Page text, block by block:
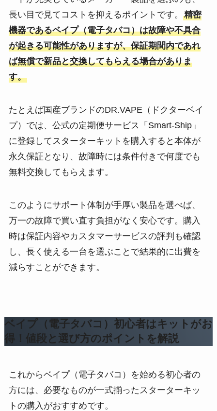
長い目で見てコストを抑えるポイントです。 精密
機器であるベイプ（電子タバコ）は故障や不具合
が起きる可能性がありますが、保証期間内であれ
ば無償で新品と交換してもらえる場合がありま
す。
たとえば国産ブランドのDR.VAPE（ドクターベイ
プ）では、公式の定期便サービス「Smart-Ship」
に登録してスターターキットを購入すると本体が
永久保証となり、故障時には条件付きで何度でも
無料交換してもらえます​。
このようにサポート体制が手厚い製品を選べば、
万一の故障で買い直す負担がなく安心です。購入
時は保証内容やカスタマーサービスの評判も確認
し、長く使える一台を選ぶことで結果的に出費を
減らすことができます。
ベイプ（電子タバコ）初心者はキットがお
得！値段と選び方のポイントを解説
これからベイプ（電子タバコ）を始める初心者の
方には、必要なものが一式揃ったスターターキッ
トの購入がおすすめです。